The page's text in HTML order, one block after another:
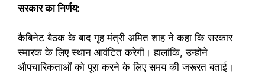
सरकार का निर्णय:
कैबिनेट बैठक के बाद गृह मंत्री अमित शाह ने कहा कि सरकार
स्मारक के लिए स्थान आवंटित करेगी। हालांकि, उन्होंने
औपचारिकताओं को पूरा करने के लिए समय की जरूरत बताई।